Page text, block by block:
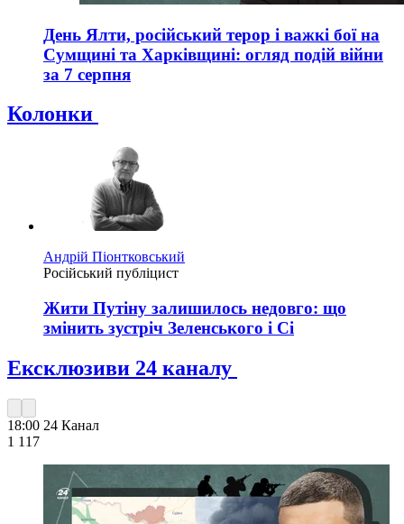
День Ялти, російський терор і важкі бої на
Сумщині та Харківщині: огляд подій війни
за 7 серпня
Колонки
Андрій Піонтковський
Російський публіцист
Жити Путіну залишилось недовго: що
змінить зустріч Зеленського і Сі
Ексклюзиви 24 каналу
18:00 24 Канал
1 117